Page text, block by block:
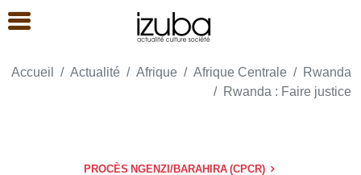
Accueil Actualité Afrique Afrique Centrale
Rwanda
Rwanda : Faire justice
PROCÈS NGENZI/BARAHIRA (CPCR)